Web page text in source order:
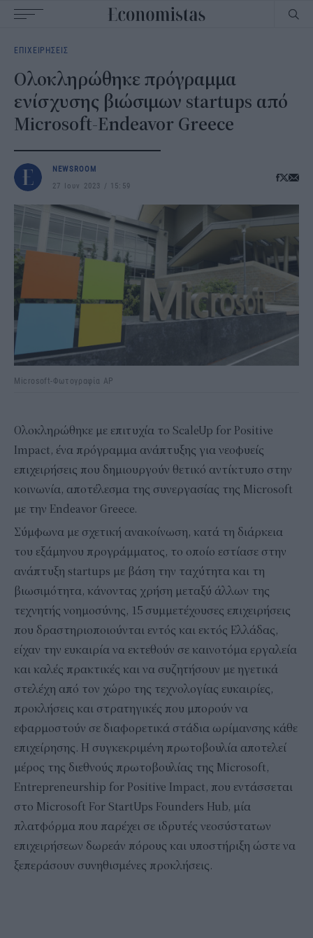
navigation
ΕΠΙΧΕΙΡΗΣΕΙΣ
Oλοκληρώθηκε πρόγραμμα
ενίσχυσης βιώσιμων startups από
Microsoft-Endeavor Greece
NEWSROOM
27 Ιουν 2023
15:59
Microsoft-Φωτογραφία AP
Ολοκληρώθηκε με επιτυχία το ScaleUp for Positive
Impact, ένα πρόγραμμα ανάπτυξης για νεοφυείς
επιχειρήσεις που δημιουργούν θετικό αντίκτυπο στην
κοινωνία, αποτέλεσμα της συνεργασίας της Microsoft
με την Endeavor Greece.
Σύμφωνα με σχετική ανακοίνωση, κατά τη διάρκεια
του εξάμηνου προγράμματος, το οποίο εστίασε στην
ανάπτυξη startups με βάση την ταχύτητα και τη
βιωσιμότητα, κάνοντας χρήση μεταξύ άλλων της
τεχνητής νοημοσύνης, 15 συμμετέχουσες επιχειρήσεις
που δραστηριοποιούνται εντός και εκτός Ελλάδας,
είχαν την ευκαιρία να εκτεθούν σε καινοτόμα εργαλεία
και καλές πρακτικές και να συζητήσουν με ηγετικά
στελέχη από τον χώρο της τεχνολογίας ευκαιρίες,
προκλήσεις και στρατηγικές που μπορούν να
εφαρμοστούν σε διαφορετικά στάδια ωρίμανσης κάθε
επιχείρησης. Η συγκεκριμένη πρωτοβουλία αποτελεί
μέρος της διεθνούς πρωτοβουλίας της Microsoft,
Entrepreneurship for Positive Impact, που εντάσσεται
στο Microsoft For StartUps Founders Hub, μία
πλατφόρμα που παρέχει σε ιδρυτές νεοσύστατων
επιχειρήσεων δωρεάν πόρους και υποστήριξη ώστε να
ξεπεράσουν συνηθισμένες προκλήσεις.